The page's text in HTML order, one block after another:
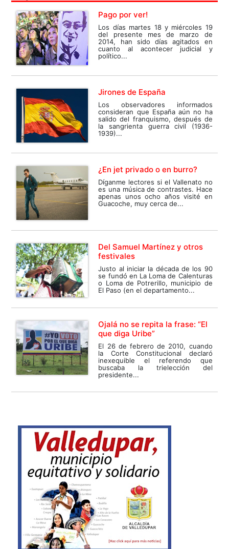
Pago por ver!
Los días martes 18 y miércoles 19
del presente mes de marzo de
2014, han sido días agitados en
cuanto al acontecer judicial y
político...
Jirones de España
Los observadores informados
consideran que España aún no ha
salido del franquismo, después de
la sangrienta guerra civil (1936-
1939)...
¿En jet privado o en burro?
Díganme lectores si el Vallenato no
es una música de contrastes. Hace
apenas unos ocho años visité en
Guacoche, muy cerca de...
Del Samuel Martínez y otros
festivales
Justo al iniciar la década de los 90
se fundó en La Loma de Calenturas
o Loma de Potrerillo, municipio de
El Paso (en el departamento...
Ojalá no se repita la frase: “El
que diga Uribe”
El 26 de febrero de 2010, cuando
la Corte Constitucional declaró
inexequible el referendo que
buscaba la trielección del
presidente...